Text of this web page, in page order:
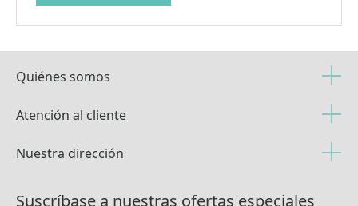
Quiénes somos
Atención al cliente
Nuestra dirección
Suscríbase a nuestras ofertas especiales